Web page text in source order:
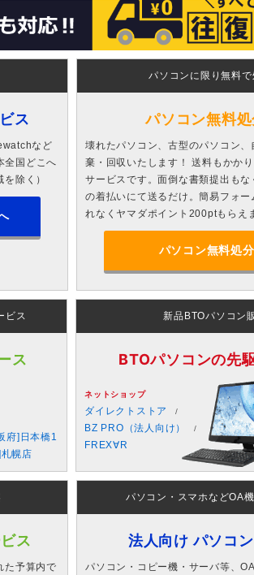
ス
など
全国どこへ
除く）
パソコンに限り無料
パソコン無料
壊れたパソコン、古型のパソコン
棄・回収いたします！ 送料もかか
サービスです。面倒な書類提出も
の着払いにて送るだけ。簡易フォ
れなくヤマダポイント200ptもらえ
パソコン無料処
ビス
ス
府]日本橋1
幌店
新品BTOパソコン
BTOパソコンの先
ネットショップ
ダイレクトストア
BZ PRO（法人向け）
FREX∀R
ス
た予算内で
パソコン・スマホなどOA
法人向け パソコ
パソコン・コピー機・サーバ等、